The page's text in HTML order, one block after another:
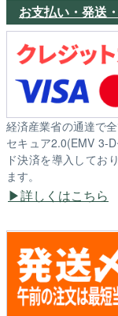
お支払い・発送
経済産業省の通達で
セキュア2.0(EMV 3-
ド決済を導入してお
ます。
詳しくはこちら